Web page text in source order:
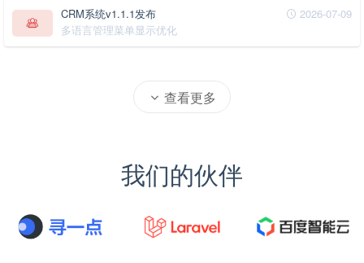
2026-07-09
CRM系统v1.1.1发布
多语言管理菜单显示优化
查看更多
我们的伙伴